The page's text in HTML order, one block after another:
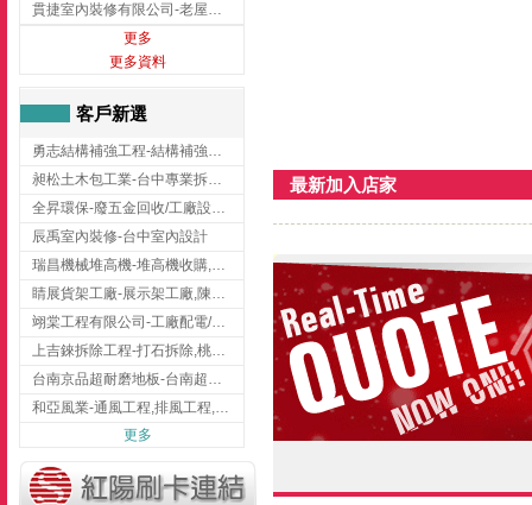
貫捷室內裝修有限公司-老屋翻新工程,台中老屋翻新工程,台中舊屋翻新
更多
更多資料
客戶新選
勇志結構補強工程-結構補強工程 ,桃園結構補強工程,龍潭結構補強工程
昶松土木包工業-台中專業拆除工程/挖土機出租
全昇環保-廢五金回收/工廠設備收購/機械設備回收/高價收購廠房設備
辰禹室內裝修-台中室內設計
瑞昌機械堆高機-堆高機收購,新北市堆高機,桃園堆高機
睛展貨架工廠-展示架工廠,陳列架,台中展示架工廠
翊棠工程有限公司-工廠配電/高雄消防機電公司
上吉錸拆除工程-打石拆除,桃園打石拆除,桃園拆除工程
台南京品超耐磨地板-台南超耐磨地板
和亞風業-通風工程,排風工程,彰化通風工程,彰化排風工程
更多
最新加入店家